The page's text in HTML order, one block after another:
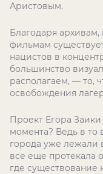
Аристовым.
Благодаря
фильмам
нацистов в
большинство
располагаем, — то,
освобождения
Проект Егора Заики
момента? Ведь в то
города уже лежали
все еще протекала
где существование